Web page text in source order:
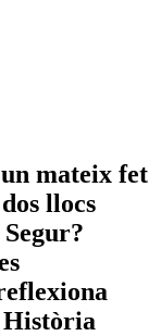
mateix fet
llocs
Història